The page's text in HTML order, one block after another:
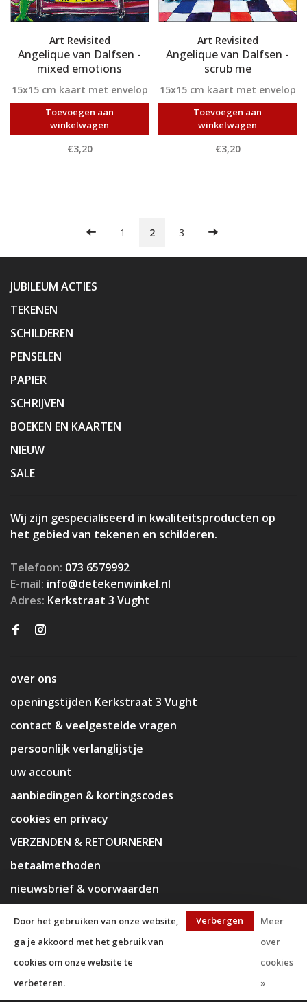
Art Revisited
Angelique van Dalfsen -
mixed emotions
15x15 cm kaart met envelop
Toevoegen aan
winkelwagen
€3,20
Art Revisited
Angelique van Dalfsen -
scrub me
15x15 cm kaart met envelop
Toevoegen aan
winkelwagen
€3,20
1 2 3
JUBILEUM ACTIES
TEKENEN
SCHILDEREN
PENSELEN
PAPIER
SCHRIJVEN
BOEKEN EN KAARTEN
NIEUW
SALE
Wij zijn gespecialiseerd in kwaliteitsproducten op
het gebied van tekenen en schilderen.
Telefoon: 073 6579992
E-mail: info@detekenwinkel.nl
Adres: Kerkstraat 3 Vught
over ons
openingstijden Kerkstraat 3 Vught
contact & veelgestelde vragen
persoonlijk verlanglijstje
uw account
aanbiedingen & kortingscodes
cookies en privacy
VERZENDEN & RETOURNEREN
betaalmethoden
nieuwsbrief & voorwaarden
© Copyright 2026 KaJa Art Material
Door het gebruiken van onze website,
ga je akkoord met het gebruik van
cookies om onze website te
verbeteren.
Verbergen
Meer
over
cookies
»